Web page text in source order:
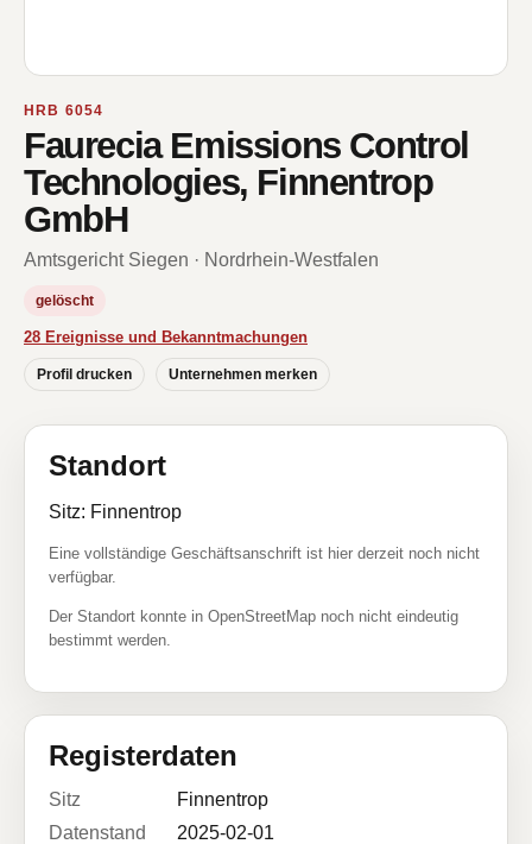
HRB 6054
Faurecia Emissions Control
Technologies, Finnentrop
GmbH
Amtsgericht Siegen · Nordrhein-Westfalen
gelöscht
28 Ereignisse und Bekanntmachungen
Profil drucken Unternehmen merken
Standort
Sitz: Finnentrop
Eine vollständige Geschäftsanschrift ist hier derzeit noch nicht
verfügbar.
Der Standort konnte in OpenStreetMap noch nicht eindeutig
bestimmt werden.
Registerdaten
Sitz
Finnentrop
Datenstand
2025-02-01